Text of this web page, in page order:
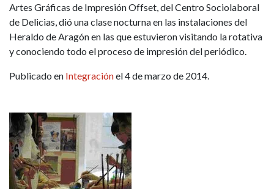
Artes Gráficas de Impresión Offset, del Centro Sociolaboral
de Delicias, dió una clase nocturna en las instalaciones del
Heraldo de Aragón en las que estuvieron visitando la rotativa
y conociendo todo el proceso de impresión del periódico.
Publicado en Integraciónel 4 de marzo de 2014.